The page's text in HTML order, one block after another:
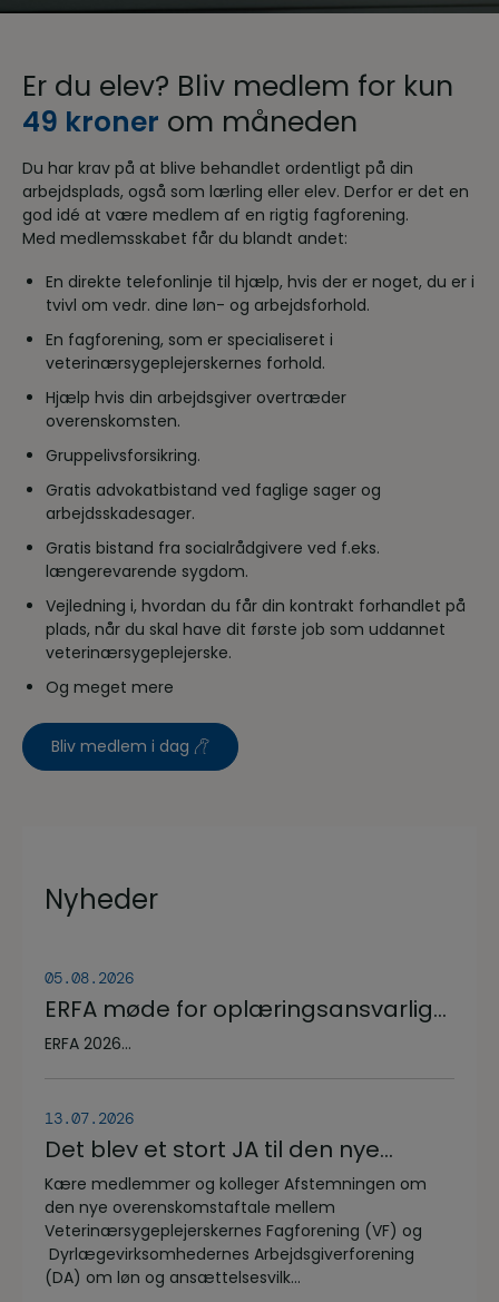
Er du elev? Bliv medlem for kun
49 kroner om måneden
Du har krav på at blive behandlet ordentligt på din
arbejdsplads, også som lærling eller elev. Derfor er det en
god idé at være medlem af en rigtig fagforening.
Med medlemsskabet får du blandt andet:
En direkte telefonlinje til hjælp, hvis der er noget, du er i
tvivl om vedr. dine løn- og arbejdsforhold.
En fagforening, som er specialiseret i
veterinærsygeplejerskernes forhold.
Hjælp hvis din arbejdsgiver overtræder
overenskomsten.
Gruppelivsforsikring.
Gratis advokatbistand ved faglige sager og
arbejdsskadesager.
Gratis bistand fra socialrådgivere ved f.eks.
længerevarende sygdom.
Vejledning i, hvordan du får din kontrakt forhandlet på
plads, når du skal have dit første job som uddannet
veterinærsygeplejerske.
Og meget mere
Bliv medlem i dag
Nyheder
05.08.2026
ERFA møde for oplæringsansvarlige
på veterinærsygeplejerske
ERFA 2026...
13.07.2026
Det blev et stort JA til den nye
overenskomstaftale
Kære medlemmer og kolleger Afstemningen om
den nye overenskomstaftale mellem
Veterinærsygeplejerskernes Fagforening (VF) og
Dyrlægevirksomhedernes Arbejdsgiverforening
(DA) om løn og ansættelsesvilk...